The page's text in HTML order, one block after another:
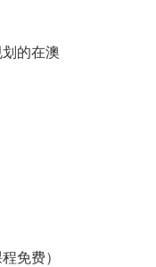
的在澳
免费）